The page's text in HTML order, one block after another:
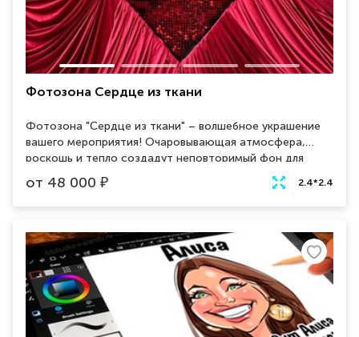
Фотозона Сердце из ткани
Фотозона "Сердце из ткани" – волшебное украшение
вашего мероприятия! Очаровывающая атмосфера,
роскошь и тепло создадут неповторимый фон для
ваших фотографий. Арендуйте эту уникальную
декорацию и воплотите в жизнь свою мечту о
волшебном событии!
от 48 000 ₽ 2.4*2.4